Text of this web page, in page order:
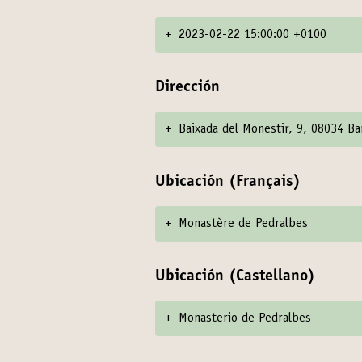
+ 2023-02-22 15:00:00 +0100
Dirección
+ Baixada del Monestir, 9, 08034
Ubicación (Français)
+ Monastère de Pedralbes
Ubicación (Castellano)
+ Monasterio de Pedralbes